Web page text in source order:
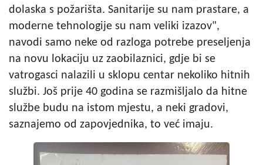
dolaska s požarišta. Sanitarije su nam prastare, a
moderne tehnologije su nam veliki izazov",
navodi samo neke od razloga potrebe preseljenja
na novu lokaciju uz zaobilaznici, gdje bi se
vatrogasci nalazili u sklopu centar nekoliko hitnih
službi. Još prije 40 godina se razmišljalo da hitne
službe budu na istom mjestu, a neki gradovi,
saznajemo od zapovjednika, to već imaju.